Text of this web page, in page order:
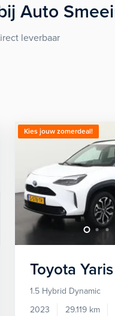
Auto
leverbaar
Automaat
Kies jouw zomerdeal!
Toyota
1.5 Hybrid Dynamic
2023
29.119 km